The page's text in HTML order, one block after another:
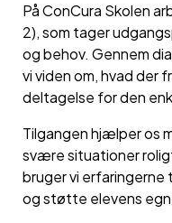
På ConCura Skolen
2), som tager
og behov. Gennem
vi viden om, hvad der
deltagelse for den
Tilgangen hjælper os
svære situationer
bruger vi erfaringerne
og støtte elevens